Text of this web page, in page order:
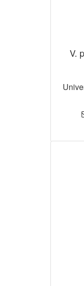
V.